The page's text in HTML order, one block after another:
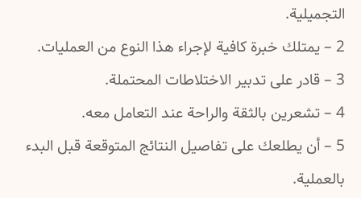
التجميلية.
2 – يمتلك خبرة كافية لإجراء هذا النوع من العمليات.
3 – قادر على تدبير الاختلاطات المحتملة.
4 – تشعرين بالثقة والراحة عند التعامل معه.
5 – أن يطلعك على تفاصيل النتائج المتوقعة قبل البدء
بالعملية.